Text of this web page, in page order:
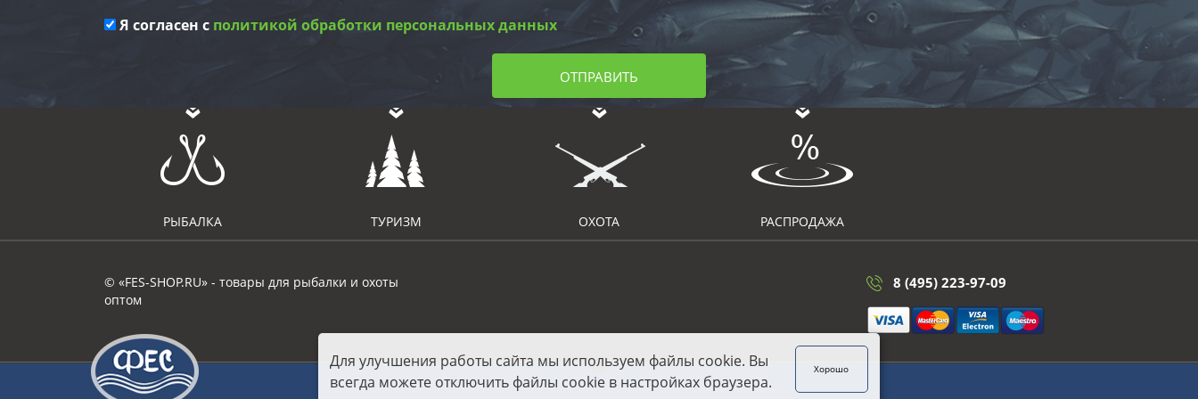
Я согласен с политикой обработки персональных данных
ОТПРАВИТЬ
РЫБАЛКА ТУРИЗМ ОХОТА РАСПРОДАЖА
© «FES-SHOP.RU» - товары для рыбалки и охоты
оптом
8 (495) 223-97-09
Для улучшения работы сайта мы используем файлы cookie. Вы
всегда можете отключить файлы cookie в настройках браузера.
Хорошо